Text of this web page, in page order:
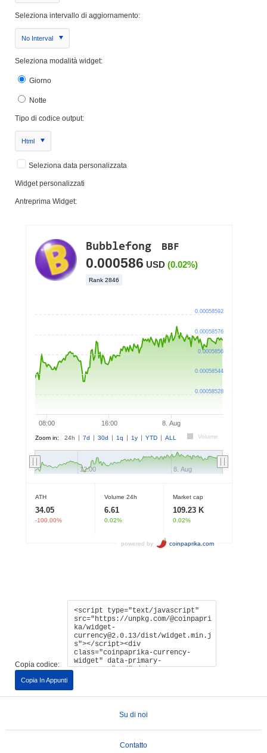
Seleziona intervallo di aggiornamento:
No Interval
Seleziona modalità widget:
Giorno
Notte
Tipo di codice output:
Html
Seleziona data personalizzata
Widget personalizzati
Antreprima Widget:
Copia codice:
Copia In Appunti
Su di noi
Contatto